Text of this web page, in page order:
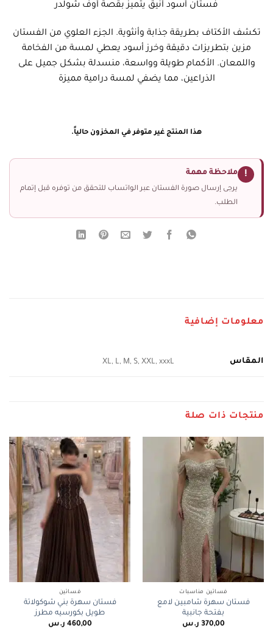
فستان أسود أنيق يتميز بقصة أوف شولدر
تكشف الأكتاف بطريقة جذابة وأنثوية. الجزء العلوي من الفستان
مزين بتطريزات دقيقة وخرز أسود يعطي لمسة من الفخامة
واللمعان. الأكمام طويلة وواسعة، منسدلة بشكل جميل على
الذراعين، مما يضفي لمسة درامية مميزة
هذا المنتج غير متوفر في المخزون حالياً.
! ملاحظة مهمة
يرجى إرسال صورة الفستان عبر الواتساب للتحقق من توفره قبل إتمام
الطلب.
معلومات إضافية
المقاس XL, L, M, S, XXL, xxxL
منتجات ذات صلة
فساتين مناسبات
فستان سهرة شامبين لامع
بفتحة جانبية
370,00 ر.س
فساتين
فستان سهرة بني شوكولاتة
طويل بكورسيه مطرز
460,00 ر.س